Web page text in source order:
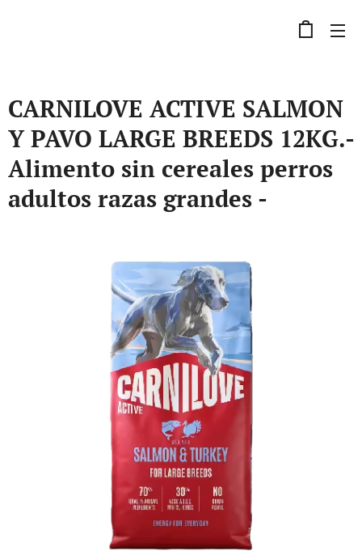
CARNILOVE ACTIVE SALMON
Y PAVO LARGE BREEDS 12KG.-
Alimento sin cereales perros
adultos razas grandes -